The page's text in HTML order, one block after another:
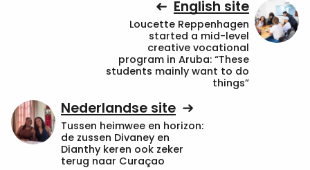
English site
Loucette Reppenhagen
started a mid-level
creative vocational
program in Aruba: “These
students mainly want to do
things”
Nederlandse site
Tussen heimwee en horizon:
de zussen Divaney en
Dianthy keren ook zeker
terug naar Curaçao